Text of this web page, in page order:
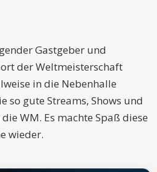
Gastgeber und
der Weltmeisterschaft
in die Nebenhalle
so gute Streams, Shows und
WM. Es machte Spaß diese
wieder.